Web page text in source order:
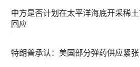
中方是否计划在太平洋海底开采稀
回应
特朗普承认：美国部分弹药供应紧张